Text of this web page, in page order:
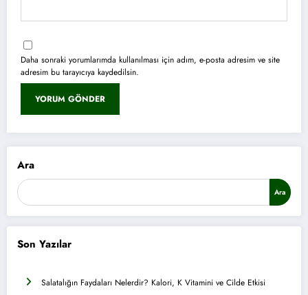
Daha sonraki yorumlarımda kullanılması için adım, e-posta adresim ve site
adresim bu tarayıcıya kaydedilsin.
Ara
Ara
Son Yazılar
Salatalığın Faydaları Nelerdir? Kalori, K Vitamini ve Cilde Etkisi